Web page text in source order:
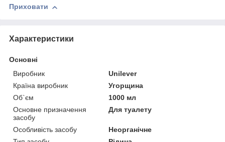
Приховати
Характеристики
Основні
Виробник
Unilever
Країна виробник
Угорщина
Об`єм
1000 мл
Основне призначення
засобу
Для туалету
Особливість засобу
Неорганічне